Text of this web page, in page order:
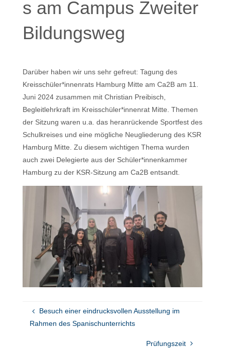
s am Campus Zweiter
Bildungsweg
Darüber haben wir uns sehr gefreut: Tagung des
Kreisschüler*innenrats Hamburg Mitte am Ca2B am 11.
Juni 2024 zusammen mit Christian Preibisch,
Begleitlehrkraft im Kreisschüler*innenrat Mitte. Themen
der Sitzung waren u.a. das heranrückende Sportfest des
Schulkreises und eine mögliche Neugliederung des KSR
Hamburg Mitte. Zu diesem wichtigen Thema wurden
auch zwei Delegierte aus der Schüler*innenkammer
Hamburg zu der KSR-Sitzung am Ca2B entsandt.
Besuch einer eindrucksvollen Ausstellung im
Rahmen des Spanischunterrichts
Prüfungszeit